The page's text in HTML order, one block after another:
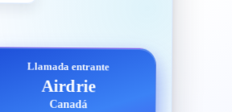
Llamada entrante
Airdrie
Canadá